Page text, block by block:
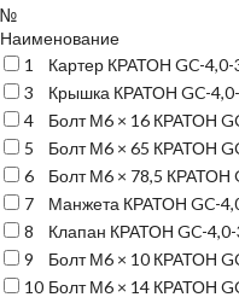
№
Наименование
1
Картер КРАТОН GC-4,0-
3
Крышка КРАТОН GC-
4
Болт М6 × 16 КРАТОН
5
Болт М6 × 65 КРАТОН
6
Болт М6 × 78,5 КРАТОН
7
Манжета КРАТОН GC-
8
Клапан КРАТОН GC-
9
Болт М6 × 10 КРАТОН
10 Болт М6 × 14 КРАТОН